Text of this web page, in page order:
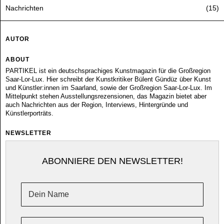
Nachrichten 15
AUTOR
ABOUT
PARTIKEL ist ein deutschsprachiges Kunstmagazin für die Großregion
Saar-Lor-Lux. Hier schreibt der Kunstkritiker Bülent Gündüz über Kunst
und Künstler:innen im Saarland, sowie der Großregion Saar-Lor-Lux. Im
Mittelpunkt stehen Ausstellungsrezensionen, das Magazin bietet aber
auch Nachrichten aus der Region, Interviews, Hintergründe und
Künstlerporträts.
NEWSLETTER
ABONNIERE DEN NEWSLETTER!